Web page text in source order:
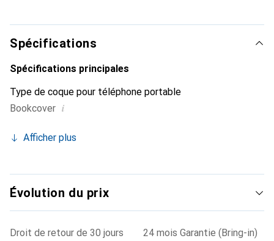
ses produits de haute qualité, la marque Noreve est un
choix fiable pour une clientèle exigeante.
Spécifications
Spécifications principales
Type de coque pour téléphone portable
Bookcover i
Afficher plus
Évolution du prix
Droit de retour de 30 jours
24 mois Garantie (Bring-in)